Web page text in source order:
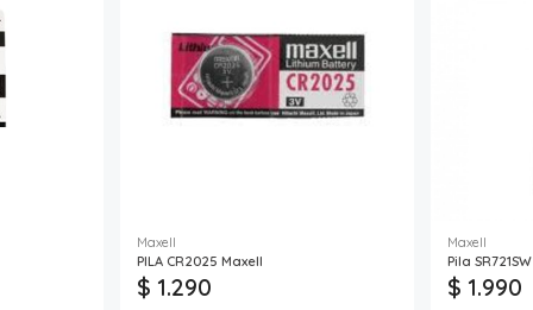
Maxell
PILA CR2025 Maxell
$ 1.290
Maxell
Pila SR721SW
$ 1.990